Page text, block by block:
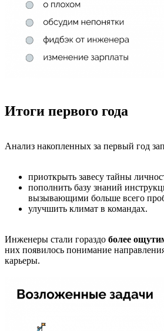
Итоги первого года
Анализ накопленных за первый год
приоткрыть завесу тайны
пополнить базу знаний
вызывающими больше всего
улучшить климат в командах.
Инженеры стали гораздо более
них появилось понимание
карьеры.